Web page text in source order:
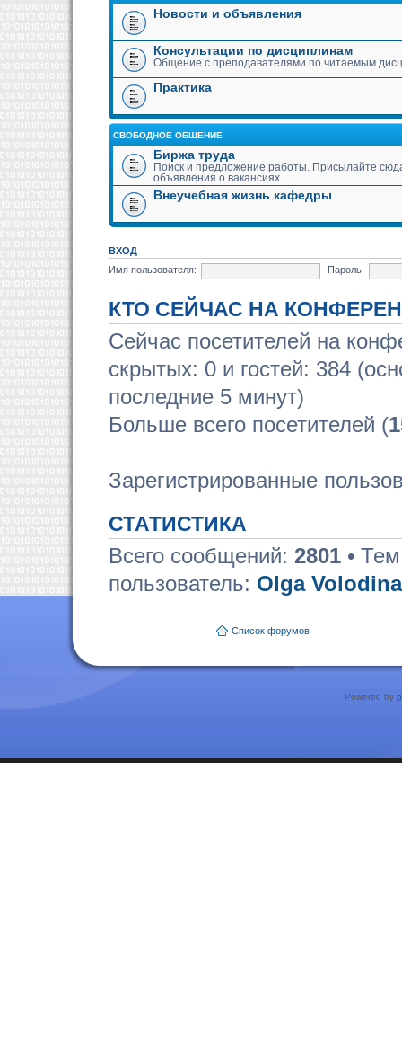
Новости и объявления
Консультации по дисциплинам
Общение с преподавателями по читаемым
Практика
СВОБОДНОЕ ОБЩЕНИЕ
Биржа труда
Поиск и предложение работы. Присылайте
объявления о вакансиях.
Внеучебная жизнь кафедры
ВХОД
Имя пользователя:
Пароль:
КТО СЕЙЧАС НА
Сейчас посетителей на
скрытых: 0 и гостей: 384
последние 5 минут)
Больше всего посетителей (
Зарегистрированные
СТАТИСТИКА
Всего сообщений: 2801 •
пользователь: Olga Volodina
Список форумов
Powered by